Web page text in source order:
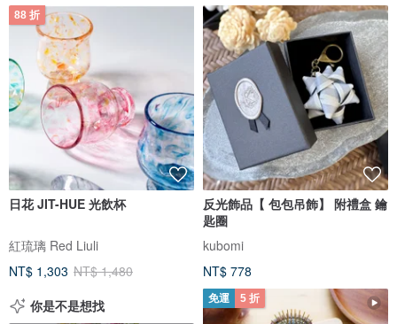
88 折
日花 JIT-HUE 光飲杯
紅琉璃 Red Liuli
NT$ 1,303 NT$ 1,480
反光飾品【 包包吊飾】 附禮盒 鑰
匙圈
kubomi
NT$ 778
你是不是想找
免運 5 折